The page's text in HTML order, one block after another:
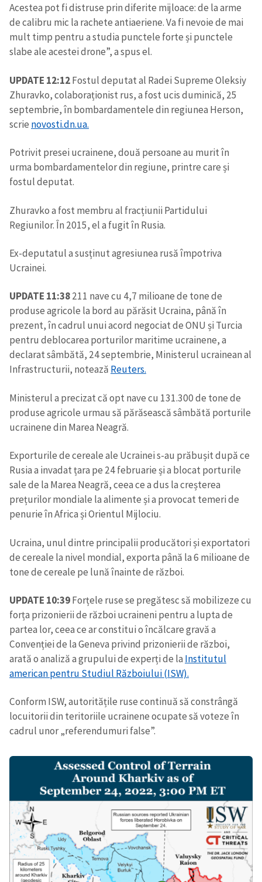
Trimite o informație
Despre ZdG
Acestea pot fi distruse prin diferite mijloace: de la arme
de calibru mic la rachete antiaeriene. Va fi nevoie de mai
mult timp pentru a studia punctele forte și punctele
slabe ale acestei drone”, a spus el.
UPDATE 12:12Fostul deputat al Radei Supreme Oleksiy
Zhuravko, colaboraționist rus, a fost ucis duminică, 25
septembrie, în bombardamentele din regiunea Herson,
scrie novosti.dn.ua.
Potrivit presei ucrainene, două persoane au murit în
urma bombardamentelor din regiune, printre care și
fostul deputat.
Zhuravko a fost membru al fracțiunii Partidului
Regiunilor. În 2015, el a fugit în Rusia.
Ex-deputatul a susținut agresiunea rusă împotriva
Ucrainei.
UPDATE 11:38211 nave cu 4,7 milioane de tone de
produse agricole la bord au părăsit Ucraina, până în
prezent, în cadrul unui acord negociat de ONU și Turcia
pentru deblocarea porturilor maritime ucrainene, a
declarat sâmbătă, 24 septembrie, Ministerul ucrainean al
Infrastructurii, notează Reuters.
Ministerul a precizat că opt nave cu 131.300 de tone de
produse agricole urmau să părăsească sâmbătă porturile
ucrainene din Marea Neagră.
Exporturile de cereale ale Ucrainei s-au prăbușit după ce
Rusia a invadat țara pe 24 februarie și a blocat porturile
sale de la Marea Neagră, ceea ce a dus la creșterea
prețurilor mondiale la alimente și a provocat temeri de
penurie în Africa și Orientul Mijlociu.
Ucraina, unul dintre principalii producători și exportatori
de cereale la nivel mondial, exporta până la 6 milioane de
tone de cereale pe lună înainte de război.
UPDATE 10:39Forțele ruse se pregătesc să mobilizeze cu
forța prizonierii de război ucraineni pentru a lupta de
partea lor, ceea ce ar constitui o încălcare gravă a
Convenției de la Geneva privind prizonierii de război,
arată o analiză a grupului de experți de la Institutul
american pentru Studiul Războiului (ISW).
Conform ISW, autoritățile ruse continuă să constrângă
locuitorii din teritoriile ucrainene ocupate să voteze în
cadrul unor „referendumuri false”.